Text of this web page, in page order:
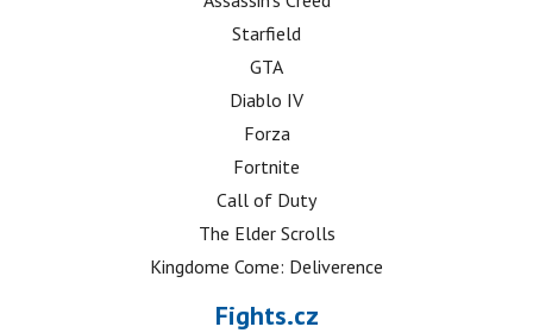
Starfield
GTA
Diablo IV
Forza
Fortnite
Call of Duty
The Elder Scrolls
Kingdome Come: Deliverence
Fights.cz